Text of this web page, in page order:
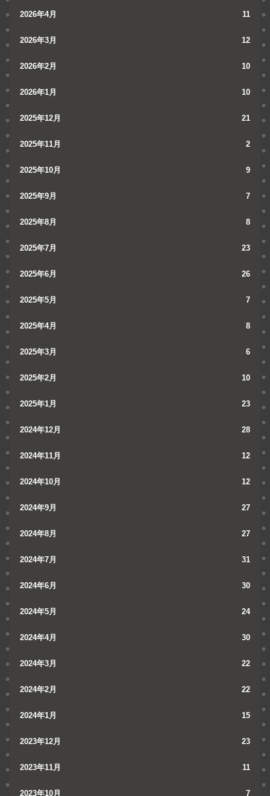
2026年4月 11
2026年3月 12
2026年2月 10
2026年1月 10
2025年12月 21
2025年11月 2
2025年10月 9
2025年9月 7
2025年8月 8
2025年7月 23
2025年6月 26
2025年5月 7
2025年4月 8
2025年3月 6
2025年2月 10
2025年1月 23
2024年12月 28
2024年11月 12
2024年10月 12
2024年9月 27
2024年8月 27
2024年7月 31
2024年6月 30
2024年5月 24
2024年4月 30
2024年3月 22
2024年2月 22
2024年1月 15
2023年12月 23
2023年11月 11
2023年10月 7